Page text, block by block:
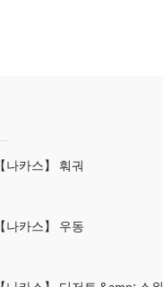
【나카스】 훠궈
【나카스】 우동